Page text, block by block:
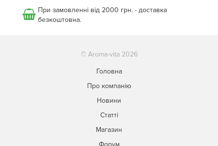
При замовленні від 2000 грн. - доставка
безкоштовна.
© Aroma-vita 2026
Головна
Про компанію
Новини
Статті
Магазин
Форум